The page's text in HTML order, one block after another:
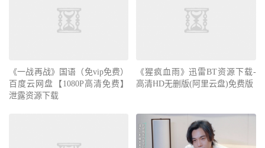
《一战再战》国语（免vip免费）
百度云网盘【1080P高清免费】
泄露资源下载
《猩疯血雨》迅雷BT资源下载-
高清HD无删版(阿里云盘)免费版